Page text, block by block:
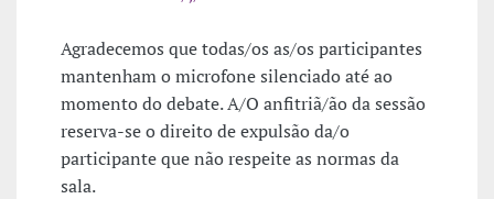
Agradecemos que todas/os as/os participantes
mantenham o microfone silenciado até ao
momento do debate. A/O anfitriã/ão da sessão
reserva-se o direito de expulsão da/o
participante que não respeite as normas da
sala.